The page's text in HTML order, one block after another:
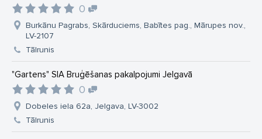
0
Burkānu Pagrabs, Skārduciems, Babītes pag., Mārupes nov.,
LV-2107
Tālrunis
"Gartens" SIA Bruģēšanas pakalpojumi Jelgavā
0
Dobeles iela 62a, Jelgava, LV-3002
Tālrunis